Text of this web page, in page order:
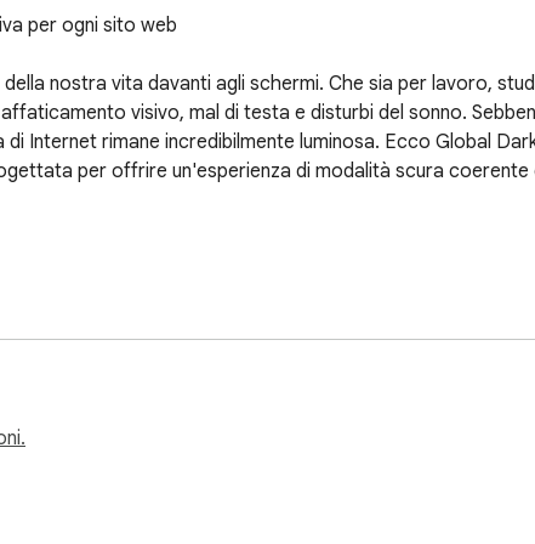
per ogni sito web
nostra vita davanti agli schermi. Che sia per lavoro,
visivo, mal di testa e disturbi del sonno.
Internet rimane incredibilmente luminosa. Ecco Global
per offrire un'esperienza di modalità scura coerente
grafici, il che porta a un'esperienza visiva
che analizza in modo intelligente il contenuto della
c'è un sistema di iniezione CSS progettato su misura. A